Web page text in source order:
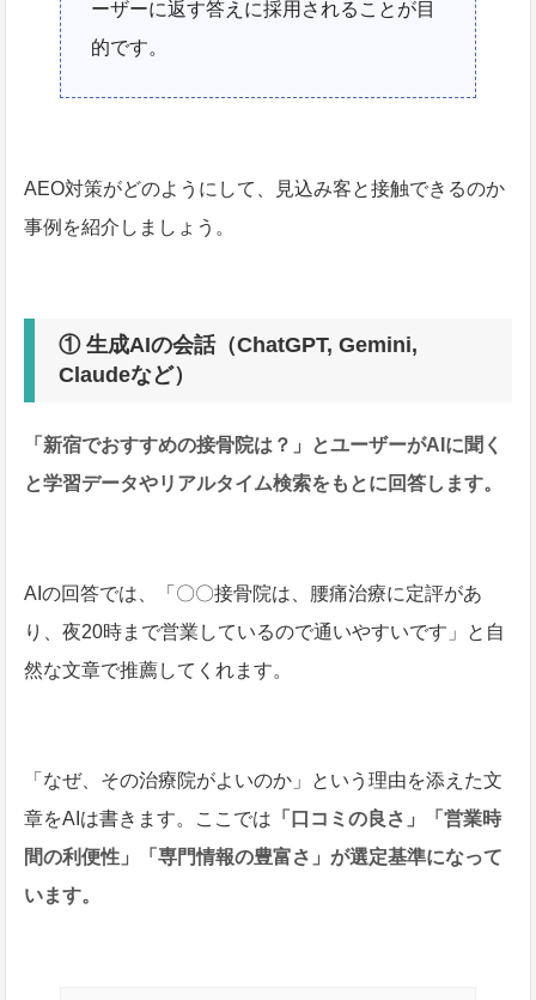
ーザーに返す答えに採用されることが目
的です。
AEO対策がどのようにして、見込み客と接触できるのか
事例を紹介しましょう。
① 生成AIの会話（ChatGPT, Gemini,
Claudeなど）
「新宿でおすすめの接骨院は？」とユーザーがAIに聞く
と学習データやリアルタイム検索をもとに回答します。
AIの回答では、「〇〇接骨院は、腰痛治療に定評があ
り、夜20時まで営業しているので通いやすいです」と自
然な文章で推薦してくれます。
「なぜ、その治療院がよいのか」という理由を添えた文
章をAIは書きます。ここでは 「口コミの良さ」「営業時
間の利便性」「専門情報の豊富さ」が選定基準になって
います。